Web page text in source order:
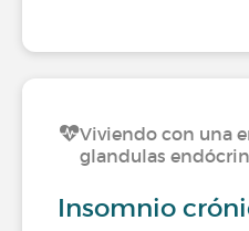
Viviendo con una
glandulas
Insomnio